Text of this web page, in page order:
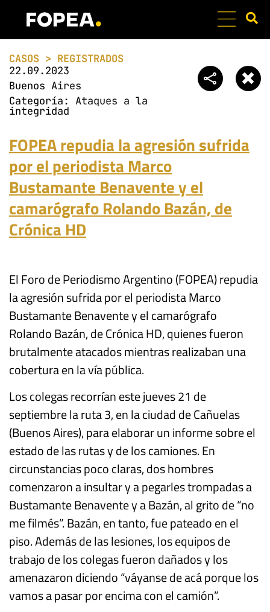
CASOS > REGISTRADOS
22.09.2023
Buenos Aires
Categoría: Ataques a la
integridad
FOPEA repudia la agresión sufrida
por el periodista Marco
Bustamante Benavente y el
camarógrafo Rolando Bazán, de
Crónica HD
El Foro de Periodismo Argentino (FOPEA) repudia
la agresión sufrida por el periodista Marco
Bustamante Benavente y el camarógrafo
Rolando Bazán, de Crónica HD, quienes fueron
brutalmente atacados mientras realizaban una
cobertura en la vía pública.
Los colegas recorrían este jueves 21 de
septiembre la ruta 3, en la ciudad de Cañuelas
(Buenos Aires), para elaborar un informe sobre el
estado de las rutas y de los camiones. En
circunstancias poco claras, dos hombres
comenzaron a insultar y a pegarles trompadas a
Bustamante Benavente y a Bazán, al grito de “no
me filmés”. Bazán, en tanto, fue pateado en el
piso. Además de las lesiones, los equipos de
trabajo de los colegas fueron dañados y los
amenazaron diciendo “váyanse de acá porque los
vamos a pasar por encima con el camión”.